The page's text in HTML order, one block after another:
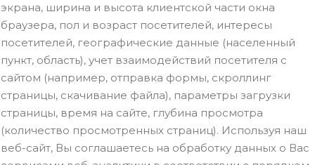
экрана, ширина и высота клиентской части окна
браузера, пол и возраст посетителей, интересы
посетителей, географические данные (населенный
пункт, область), учет взаимодействий посетителя с
сайтом (например, отправка формы, скроллинг
страницы, скачивание файла), параметры загрузки
страницы, время на сайте, глубина просмотра
(количество просмотренных страниц). Используя наш
веб-сайт, Вы соглашаетесь на обработку данных о Вас